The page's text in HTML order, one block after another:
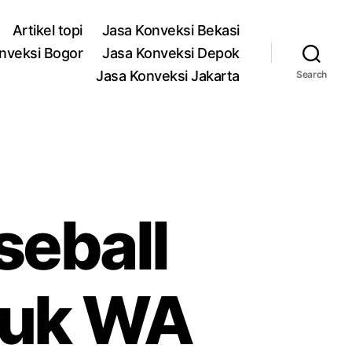
Artikel topi
Jasa Konveksi Bekasi
Bogor
Jasa Konveksi Depok
Jasa Konveksi Jakarta
Search
WA